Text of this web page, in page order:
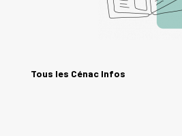
Tous les Cénac Infos